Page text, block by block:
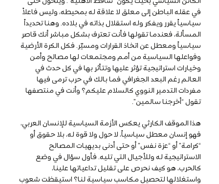
في عقله الباطن إلى معلق لا علاقة له بمحيطه، وليس فاعلاً
سياسياً يقرر ويفكر وله استقلال بذاته في بلاده. وهنا تحديداً
المسألة، فعندما تقولها فأنت تعترف بشكل مباشر أنك قاصر
سياسياً ومعطل عن اتخاذ القرارات ومسيّر. فكل الكرة الأرضية
وفواعلها السياسية من أمم ومجتمعات لها مصالح وأمن
وخيارات استراتيجية تؤثر عليها وتتأثر بها في كل حدث في
العالم رغم البعد الجغرافي فما بالك في حرب ترمى فيها
مفردات التدمير النووي كالسلام عليكم؟ وأنت في منتصفها
تقول “أخرجنا سالمين”.
هذا الموقف الكارثي يعكس الأزمة السياسية للإنسان العربي،
فهو إنسان معطل سياسياً، لا حول ولا قوة له، بلا حقوق أو
“كرامة” أو “عزة نفس” أو حتى أدنى بديهيات المصالح
الاستراتيجية له وللأجيال التي تليه. فأول سؤال في وضع
كالحرب، هو كيف نحرص على تقليل تداعياتها علينا،
واستغلالها لتحصيل مكاسب سياسية لنا؟ استيقظت شعوب